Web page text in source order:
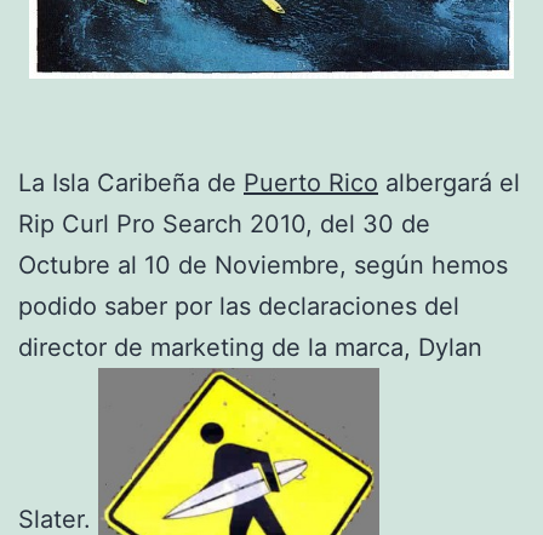
La Isla Caribeña de Puerto Rico albergará el
Rip Curl Pro Search 2010, del 30 de
Octubre al 10 de Noviembre, según hemos
podido saber por las declaraciones del
director de marketing de la marca, Dylan
Slater.